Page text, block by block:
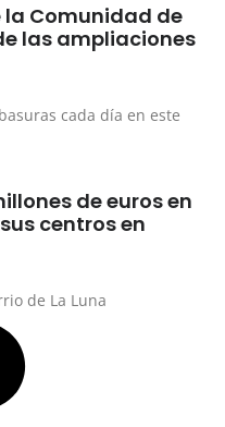
la Comunidad de
las ampliaciones
cada día en este
de euros en
centros en
de La Luna